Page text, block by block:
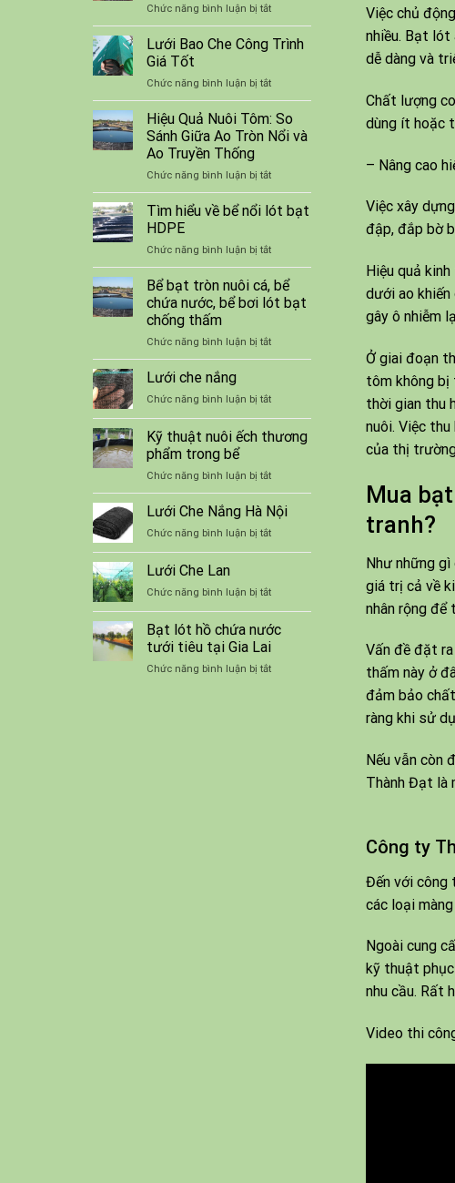
Chức năng bình luận bị tắtở
Bể
bạt
tôm
cá
HDPE
Lưới Bao Che Công Trình
Giá Tốt
Chức năng bình luận bị tắtở
Lưới
Bao
Che
Công
Giá
Tốt
Hiệu Quả Nuôi Tôm: So
Sánh Giữa Ao Tròn Nổi và
Ao Truyền Thống
Chức năng bình luận bị tắtở
Hiệu
Quả
So
Sánh
Giữa
Ao
và
Ao
Tìm hiểu về bể nổi lót bạt
HDPE
Chức năng bình luận bị tắtở
Tìm
hiểu
về
bể
lót
bạt
Bể bạt tròn nuôi cá, bể
chứa nước, bể bơi lót bạt
chống thấm
Chức năng bình luận bị tắtở
Bể
nuôi
cá,
bể
bể
bơi
lót
Lưới che nắng
Chức năng bình luận bị tắtở
nắng
Kỹ thuật nuôi ếch thương
phẩm trong bể
Chức năng bình luận bị tắtở
Kỹ
thuật
nuôi
ếch
thương
bể
Lưới Che Nắng Hà Nội
Chức năng bình luận bị tắtở
Hà
Nội
Lưới Che Lan
Chức năng bình luận bị tắtở
Che
Lan
Bạt lót hồ chứa nước
tưới tiêu tại Gia Lai
Chức năng bình luận bị tắtở
Việc chủ
nhiều. Bạt lót
dễ dàng và
Chất lượng
dùng ít hoặc
– Nâng cao
Việc xây
đập, đắp bờ
Hiệu quả
dưới ao
gây ô nhiễm
Ở giai đoạn
tôm không bị
thời gian thu
nuôi. Việc
của thị
Mua
tranh?
Như những
giá trị cả về
nhân rộng để
Vấn đề đặt
thấm này ở
đảm bảo
ràng khi sử
Nếu vẫn còn
Thành Đạt là
Công ty
Đến với công
các loại
Ngoài cung
kỹ thuật
nhu cầu. Rất
Video thi